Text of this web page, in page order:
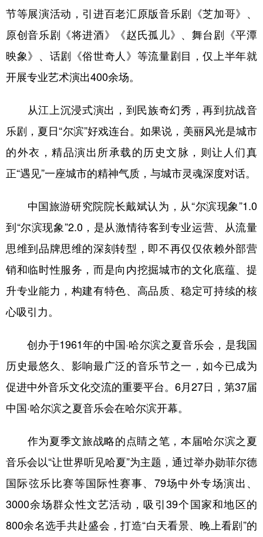
节等展演活动，引进百老汇原版音乐剧《芝加哥》、
原创音乐剧《将进酒》《赵氏孤儿》、舞台剧《平潭
映象》、话剧《俗世奇人》等流量剧目，仅上半年就
开展专业艺术演出400余场。
从江上沉浸式演出，到民族奇幻秀，再到抗战音
乐剧，夏日“尔滨”好戏连台。如果说，美丽风光是城市
的外衣，精品演出所承载的历史文脉，则让人们真
正“遇见”一座城市的精神气质，与城市灵魂深度对话。
中国旅游研究院院长戴斌认为，从“尔滨现象”1.0
到“尔滨现象”2.0，是从激情待客到专业运营、从流量
思维到品牌思维的深刻转型，即不再仅仅依赖外部营
销和临时性服务，而是向内挖掘城市的文化底蕴、提
升专业能力，构建有特色、高品质、稳定可持续的核
心吸引力。
创办于1961年的中国·哈尔滨之夏音乐会，是我国
历史最悠久、影响最广泛的音乐节之一，如今已成为
促进中外音乐文化交流的重要平台。6月27日，第37届
中国·哈尔滨之夏音乐会在哈尔滨开幕。
作为夏季文旅战略的点睛之笔，本届哈尔滨之夏
音乐会以“让世界听见哈夏”为主题，通过举办勋菲尔德
国际弦乐比赛等国际性赛事、79场中外专场演出、
3000余场群众性文艺活动，吸引39个国家和地区的
800余名选手共赴盛会，打造“白天看景、晚上看剧”的